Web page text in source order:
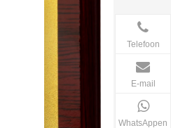
Telefoon
E-mail
WhatsAppen